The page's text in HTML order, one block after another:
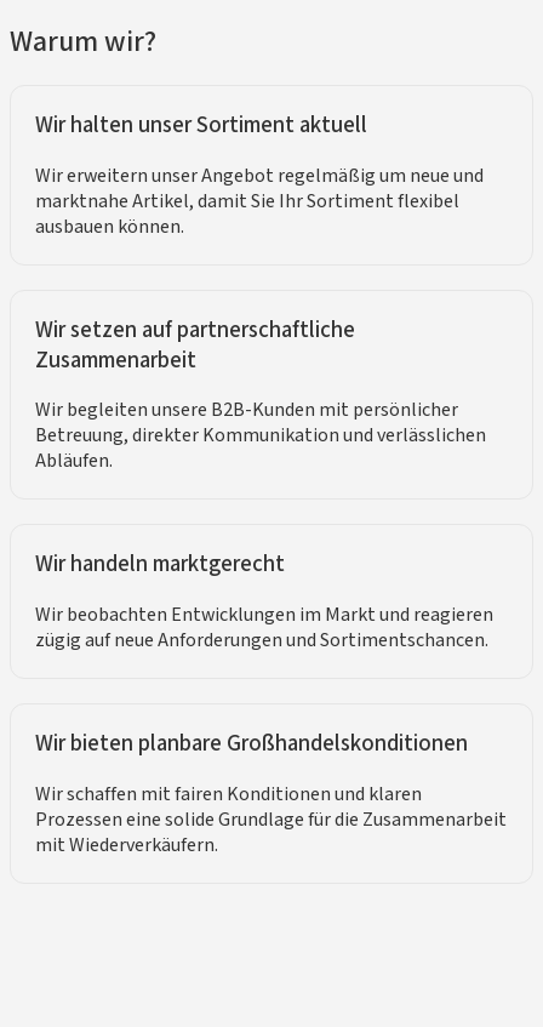
Warum wir?
Wir halten unser Sortiment aktuell
Wir erweitern unser Angebot regelmäßig um neue und
marktnahe Artikel, damit Sie Ihr Sortiment flexibel
ausbauen können.
Wir setzen auf partnerschaftliche
Zusammenarbeit
Wir begleiten unsere B2B-Kunden mit persönlicher
Betreuung, direkter Kommunikation und verlässlichen
Abläufen.
Wir handeln marktgerecht
Wir beobachten Entwicklungen im Markt und reagieren
zügig auf neue Anforderungen und Sortimentschancen.
Wir bieten planbare Großhandelskonditionen
Wir schaffen mit fairen Konditionen und klaren
Prozessen eine solide Grundlage für die Zusammenarbeit
mit Wiederverkäufern.